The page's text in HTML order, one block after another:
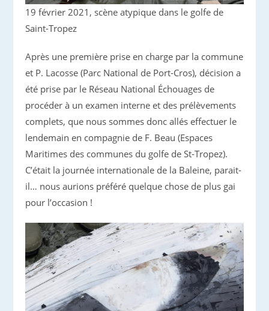
19 février 2021, scène atypique dans le golfe de
Saint-Tropez
Après une première prise en charge par la commune
et P. Lacosse (Parc National de Port-Cros), décision a
été prise par le Réseau National Échouages de
procéder à un examen interne et des prélèvements
complets, que nous sommes donc allés effectuer le
lendemain en compagnie de F. Beau (Espaces
Maritimes des communes du golfe de St-Tropez).
C’était la journée internationale de la Baleine, parait-
il… nous aurions préféré quelque chose de plus gai
pour l’occasion !